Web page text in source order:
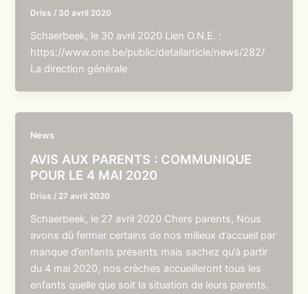
Driss / 30 avril 2020
Schaerbeek, le 30 avril 2020 Lien O.N.E. :
https://www.one.be/public/detailarticle/news/282/
La direction générale
News
AVIS AUX PARENTS : COMMUNIQUE
POUR LE 4 MAI 2020
Driss / 27 avril 2020
Schaerbeek, le 27 avril 2020 Chers parents, Nous
avons dû fermer certains de nos milieux d’accueil par
manque d’enfants présents mais sachez qu’à partir
du 4 mai 2020, nos crèches accueilleront tous les
enfants quelle que soit la situation de leurs parents.